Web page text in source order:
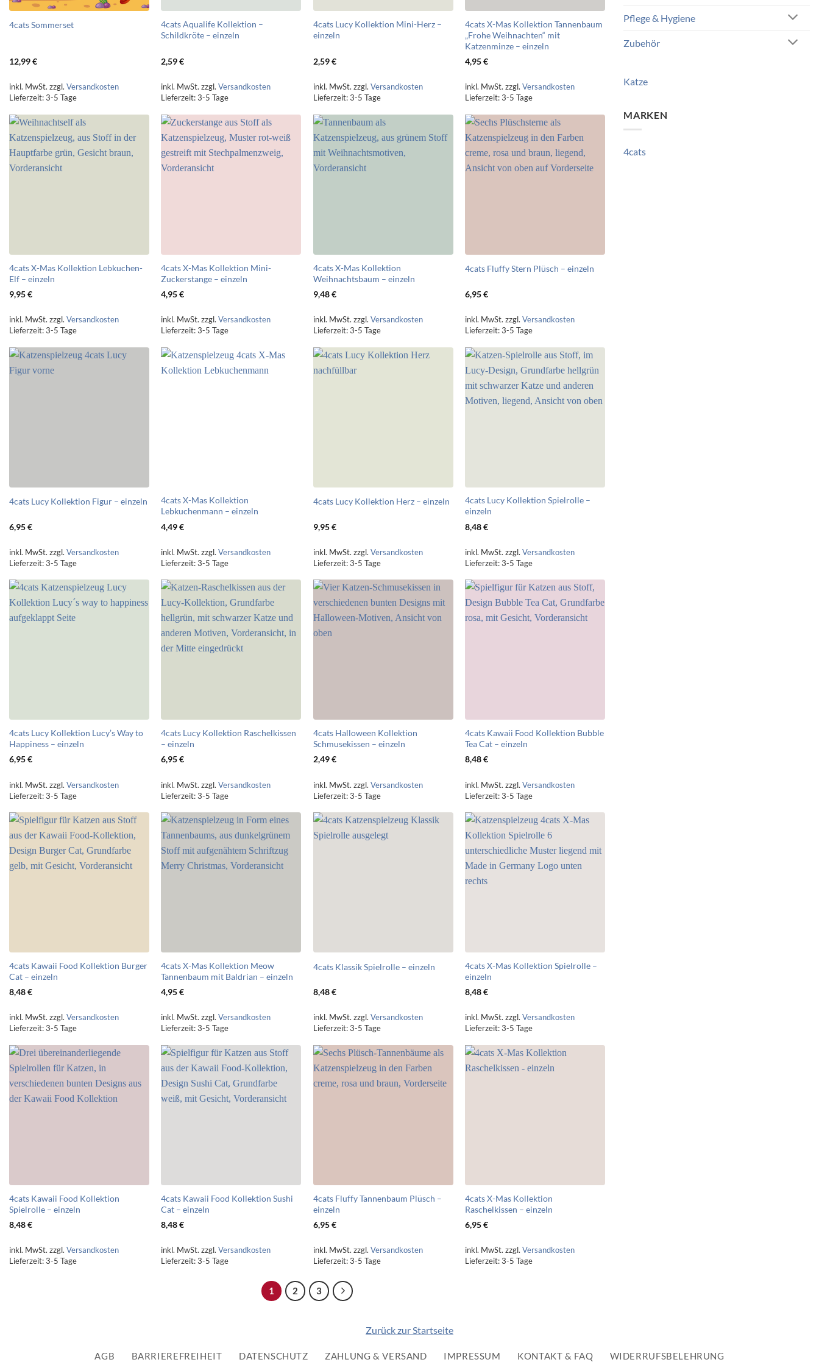
4cats Sommerset
12,99€
inkl. MwSt. zzgl. Versandkosten
Lieferzeit:3-5 Tage
4cats Aqualife Kollektion –
Schildkröte – einzeln
2,59€
inkl. MwSt. zzgl.Versandkosten
Lieferzeit:3-5 Tage
4cats Lucy Kollektion Mini-Herz –
einzeln
2,59€
inkl. MwSt. zzgl. Versandkosten
Lieferzeit:3-5 Tage
4cats X-Mas Kollektion Tannenbaum
„Frohe Weihnachten“ mit
Katzenminze – einzeln
4,95€
inkl. MwSt. zzgl.Versandkosten
Lieferzeit:3-5 Tage
4cats X-Mas Kollektion Lebkuchen-
Elf – einzeln
9,95€
inkl. MwSt. zzgl. Versandkosten
Lieferzeit:3-5 Tage
4cats X-Mas Kollektion Mini-
Zuckerstange – einzeln
4,95€
inkl. MwSt. zzgl.Versandkosten
Lieferzeit:3-5 Tage
4cats X-Mas Kollektion
Weihnachtsbaum – einzeln
9,48€
inkl. MwSt. zzgl. Versandkosten
Lieferzeit:3-5 Tage
4cats Fluffy Stern Plüsch – einzeln
6,95€
inkl. MwSt. zzgl.Versandkosten
Lieferzeit:3-5 Tage
4cats Lucy Kollektion Figur – einzeln
6,95€
inkl. MwSt. zzgl. Versandkosten
Lieferzeit:3-5 Tage
4cats X-Mas Kollektion
Lebkuchenmann – einzeln
4,49€
inkl. MwSt. zzgl.Versandkosten
Lieferzeit:3-5 Tage
4cats Lucy Kollektion Herz – einzeln
9,95€
inkl. MwSt. zzgl. Versandkosten
Lieferzeit:3-5 Tage
4cats Lucy Kollektion Spielrolle –
einzeln
8,48€
inkl. MwSt. zzgl.Versandkosten
Lieferzeit:3-5 Tage
4cats Lucy Kollektion Lucy’s Way to
Happiness – einzeln
6,95€
inkl. MwSt. zzgl. Versandkosten
Lieferzeit:3-5 Tage
4cats Lucy Kollektion Raschelkissen
– einzeln
6,95€
inkl. MwSt. zzgl.Versandkosten
Lieferzeit:3-5 Tage
4cats Halloween Kollektion
Schmusekissen – einzeln
2,49€
inkl. MwSt. zzgl. Versandkosten
Lieferzeit:3-5 Tage
4cats Kawaii Food Kollektion Bubble
Tea Cat – einzeln
8,48€
inkl. MwSt. zzgl.Versandkosten
Lieferzeit:3-5 Tage
4cats Kawaii Food Kollektion Burger
Cat – einzeln
8,48€
inkl. MwSt. zzgl. Versandkosten
Lieferzeit:3-5 Tage
4cats X-Mas Kollektion Meow
Tannenbaum mit Baldrian – einzeln
4,95€
inkl. MwSt. zzgl.Versandkosten
Lieferzeit:3-5 Tage
4cats Klassik Spielrolle – einzeln
8,48€
inkl. MwSt. zzgl. Versandkosten
Lieferzeit:3-5 Tage
4cats X-Mas Kollektion Spielrolle –
einzeln
8,48€
inkl. MwSt. zzgl.Versandkosten
Lieferzeit:3-5 Tage
4cats Kawaii Food Kollektion
Spielrolle – einzeln
8,48€
inkl. MwSt. zzgl. Versandkosten
Lieferzeit:3-5 Tage
4cats Kawaii Food Kollektion Sushi
Cat – einzeln
8,48€
inkl. MwSt. zzgl.Versandkosten
Lieferzeit:3-5 Tage
4cats Fluffy Tannenbaum Plüsch –
einzeln
6,95€
inkl. MwSt. zzgl. Versandkosten
Lieferzeit:3-5 Tage
4cats X-Mas Kollektion
Raschelkissen – einzeln
6,95€
inkl. MwSt. zzgl.Versandkosten
Lieferzeit:3-5 Tage
1 2 3
Pflege & Hygiene
Zubehör
Katze
MARKEN
4cats
Zurück zur Startseite
AGB BARRIEREFREIHEIT DATENSCHUTZ ZAHLUNG & VERSAND IMPRESSUM KONTAKT & FAQ WIDERRUFSBELEHRUNG